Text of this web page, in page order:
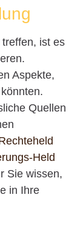
ist es
Aspekte,
Quellen
Held
Sie wissen,
in Ihre